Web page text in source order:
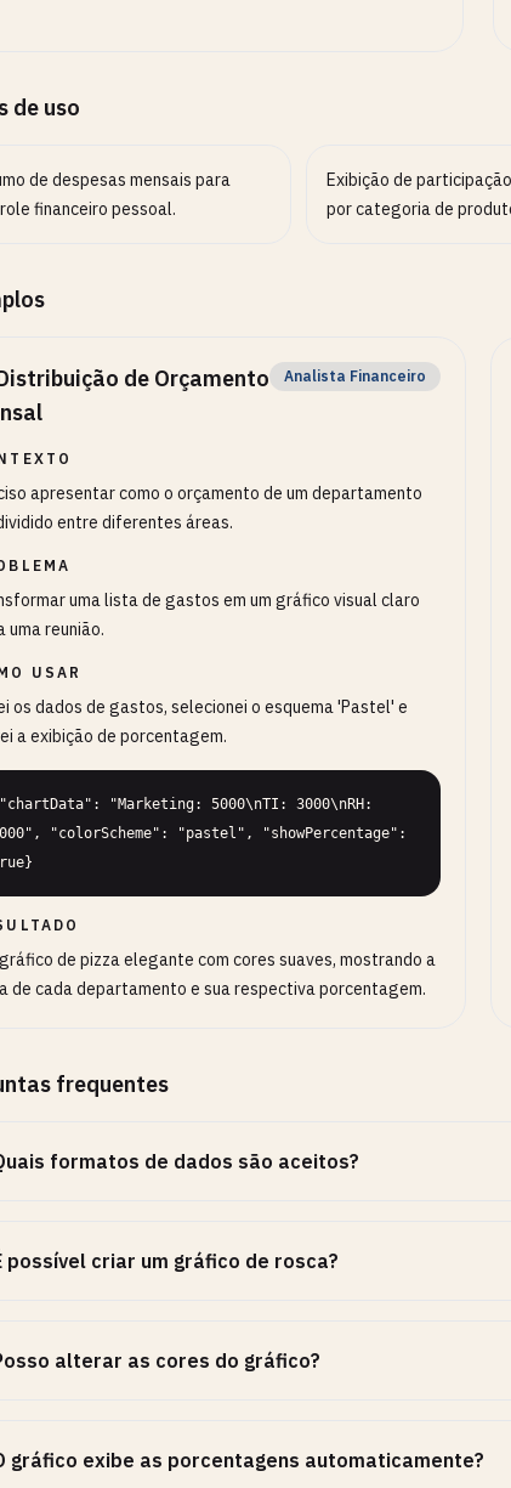
de uso
de despesas mensais para
financeiro pessoal.
Exibição de
por categoria de
de Orçamento
Analista Financeiro
apresentar como o orçamento de um departamento
entre diferentes áreas.
uma lista de gastos em um gráfico visual claro
uma reunião.
USAR
os dados de gastos, selecionei o esquema 'Pastel' e
a exibição de porcentagem.
"Marketing: 5000\nTI: 3000\nRH:
"colorScheme": "pastel", "showPercentage":
de pizza elegante com cores suaves, mostrando a
de cada departamento e sua respectiva porcentagem.
frequentes
formatos de dados são aceitos?
possível criar um gráfico de rosca?
alterar as cores do gráfico?
gráfico exibe as porcentagens automaticamente?